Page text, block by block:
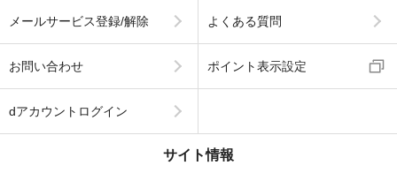
メールサービス登録/解除 よくある質問
お問い合わせ ポイント表示設定
dアカウントログイン
サイト情報